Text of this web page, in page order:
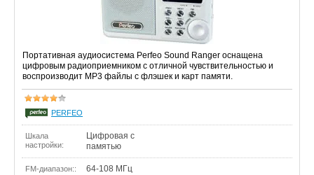
Портативная аудиосистема Perfeo Sound Ranger оснащена
цифровым радиоприемником c отличной чувствительностью и
воспроизводит MP3 файлы с флэшек и карт памяти.
PERFEO
Шкала
настройки:
Цифровая с
памятью
FM-диапазон:: 64-108 МГц